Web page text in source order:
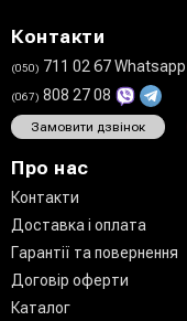
Контакти
(050) 711 02 67 Whatsapp
(067) 808 27 08
Замовити дзвінок
Про нас
Контакти
Доставка і оплата
Гарантії та повернення
Договір оферти
Каталог